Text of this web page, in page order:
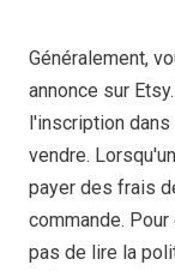
Généralement,
annonce sur
l'inscription
vendre.
payer des frais
commande.
pas de lire la